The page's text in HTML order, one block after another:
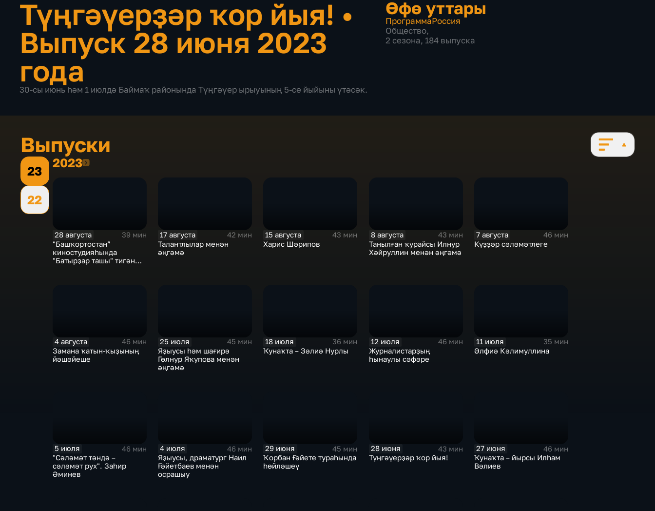
Түңгәүерҙәр ҡор йыя! •
Выпуск 28 июня 2023
года
30-сы июнь һәм 1 июлдә Баймаҡ районында Түңгәүер ырыуының 5-се йыйыны үтәсәк.
Өфө уттары
ПрограммаРоссия
Общество,
2 сезона, 184 выпуска
Выпуски
23
22
20232023
28 августа
39 мин
"Башҡортостан”
киностудияһында
"Батырҙар ташы" тигән
17 августа
42 мин
Талантлылар менән
әңгәмә
15 августа
43 мин
Харис Шәрипов
8 августа
43 мин
Танылған ҡурайсы Илнур
Хәйруллин менән әңгәмә
7 августа
46 мин
Күҙҙәр сәләмәтлеге
4 августа
46 мин
Замана ҡатын-ҡыҙының
йәшәйеше
25 июля
45 мин
Яҙыусы һәм шағирә
Гөлнур Яҡупова менән
әңгәмә
18 июля
36 мин
Ҡунаҡта – Зәлиә Нурлы
12 июля
46 мин
Журналистарҙың
һынаулы сәфәре
11 июля
35 мин
Әлфиә Кәлимуллина
5 июля
46 мин
"Сәләмәт тәндә –
сәләмәт рух". Заһир
Әминев
4 июля
46 мин
Яҙыусы, драматург Наил
Ғәйетбаев менән
осрашыу
29 июня
45 мин
Ҡорбан Ғәйете тураһында
һөйләшеү
28 июня
43 мин
Түңгәүерҙәр ҡор йыя!
27 июня
46 мин
Ҡунаҡта – йырсы Илһам
Вәлиев